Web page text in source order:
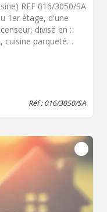
REF 016/3050/SA
1er étage, d'une
divisé en :
cuisine parqueté
cumulus Loyer 510
et eau
annuelle
: 390 € + 1/2
à 1000 € (base
auxquels ce bien
Géorisques:
Réf : 016/3050/SA